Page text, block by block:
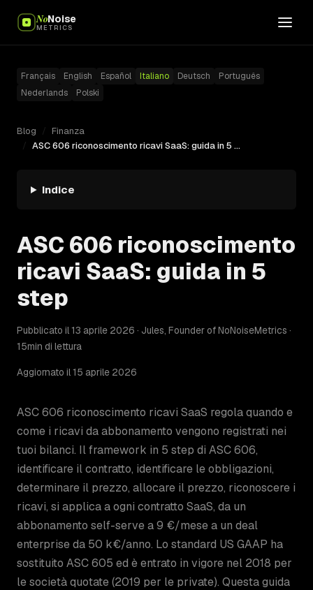
NoNoise
METRICS
Français English Español Italiano Deutsch
Português
Nederlands
Polski
Blog / Finanza
/
ASC 606 riconoscimento ricavi SaaS: guida in 5 step
Indice
ASC 606 riconoscimento
ricavi SaaS: guida in 5
step
Pubblicato il 13 aprile 2026 · Jules, Founder of NoNoiseMetrics ·
15min di lettura
Aggiornato il 15 aprile 2026
ASC 606 riconoscimento ricavi SaaS regola quando e
come i ricavi da abbonamento vengono registrati nei
tuoi bilanci. Il framework in 5 step di ASC 606,
identificare il contratto, identificare le obbligazioni,
determinare il prezzo, allocare il prezzo, riconoscere i
ricavi, si applica a ogni contratto SaaS, da un
abbonamento self-serve a 9 €/mese a un deal
enterprise da 50 k€/anno. Lo standard US GAAP ha
sostituito ASC 605 ed è entrato in vigore nel 2018 per
le società quotate (2019 per le private). Questa guida